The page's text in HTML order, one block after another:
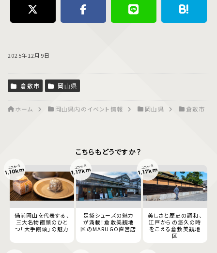
2025年12月9日
倉敷市 岡山県
ホーム 岡山県内のイベント情報 岡山県 倉敷市
こちらもどうですか？
備前岡山を代表する、
三大名物饅頭のひと
つ「大手饅頭」の魅力
ココから
1.10km
足袋シューズの魅力
が満載！倉敷美観地
区のMARUGO直営店
ココから
1.17km
美しさと歴史の調和、
江戸からの悠久の時
をこえる倉敷美観地
区
ココから
1.17km